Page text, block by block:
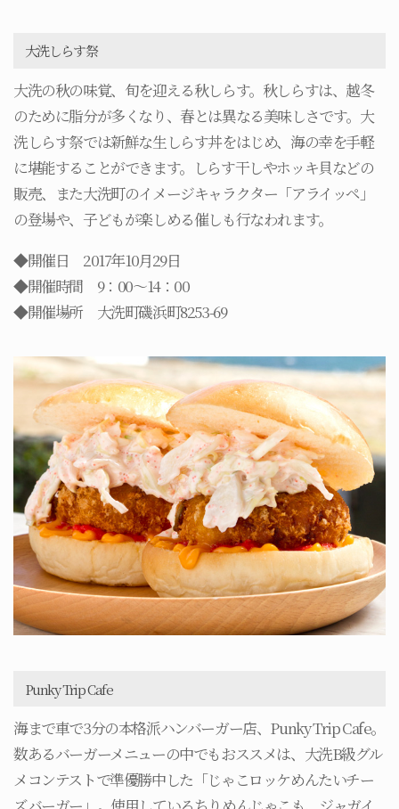
大洗しらす祭
大洗の秋の味覚、旬を迎える秋しらす。秋しらすは、越冬
のために脂分が多くなり、春とは異なる美味しさです。大
洗しらす祭では新鮮な生しらす丼をはじめ、海の幸を手軽
に堪能することができます。しらす干しやホッキ貝などの
販売、また大洗町のイメージキャラクター「アライッペ」
の登場や、子どもが楽しめる催しも行なわれます。
◆開催日 2017年10月29日
◆開催時間 9：00～14：00
◆開催場所 大洗町磯浜町8253-69
Punky Trip Cafe
海まで車で3分の本格派ハンバーガー店、Punky Trip Cafe。
数あるバーガーメニューの中でもおススメは、大洗B級グル
メコンテストで準優勝中した「じゃこロッケめんたいチー